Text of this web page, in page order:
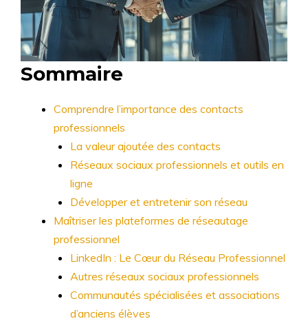
Sommaire
Comprendre l’importance des contacts
professionnels
La valeur ajoutée des contacts
Réseaux sociaux professionnels et outils en
ligne
Développer et entretenir son réseau
Maîtriser les plateformes de réseautage
professionnel
LinkedIn : Le Cœur du Réseau Professionnel
Autres réseaux sociaux professionnels
Communautés spécialisées et associations
d’anciens élèves